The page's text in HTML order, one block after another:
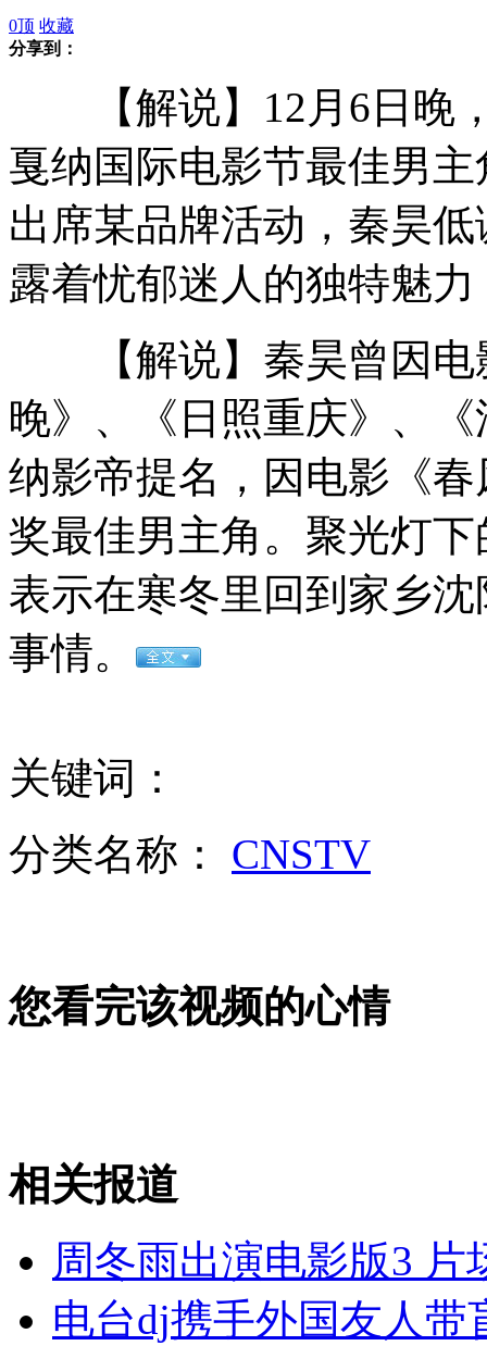
重庆"牛"老师游泳上下班爆红网络
装鱼车闯红灯被撞着火 变"烤鱼"
醉酒男因投币不找零暴打公交司机
上海3名拉面师获职业能力证书
美国女孩网上炫耀抢银行
山西运城恶犬咬伤多人 警民合力深夜将其击毙
女孩北京地铁殴打老人 痛下狠手拳打脚踢
安徽一实载49人客车翻车
消防员救轻生者 花炮节热闹非凡
纽约上演“枕头大战”
0顶 收藏
分享到：
【解说】12月6日晚，
戛纳国际电影节最佳男
出席某品牌活动，秦昊
露着忧郁迷人的独特魅
【解说】秦昊曾因电
晚》、《日照重庆》、
纳影帝提名，因电影《
奖最佳男主角。聚光灯
表示在寒冬里回到家乡
事情。
关键词：
分类名称： CNSTV
您看完该视频的心情
相关报道
周冬雨出演电影版3 片
电台dj携手外国友人带